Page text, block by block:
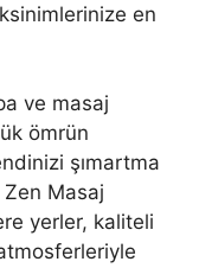
en
ve masaj
ömrün
şımartma
Zen Masaj
yerler, kaliteli